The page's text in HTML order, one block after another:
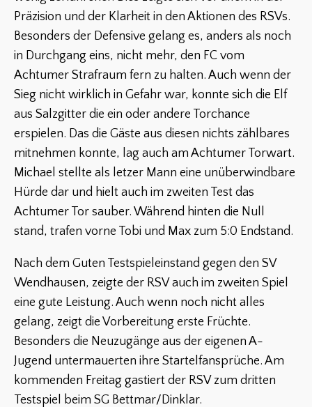
Präzision und der Klarheit in den Aktionen des RSVs.
Besonders der Defensive gelang es, anders als noch
in Durchgang eins, nicht mehr, den FC vom
Achtumer Strafraum fern zu halten. Auch wenn der
Sieg nicht wirklich in Gefahr war, konnte sich die Elf
aus Salzgitter die ein oder andere Torchance
erspielen. Das die Gäste aus diesen nichts zählbares
mitnehmen konnte, lag auch am Achtumer Torwart.
Michael stellte als letzer Mann eine unüberwindbare
Hürde dar und hielt auch im zweiten Test das
Achtumer Tor sauber. Während hinten die Null
stand, trafen vorne Tobi und Max zum 5:0 Endstand.
Nach dem Guten Testspieleinstand gegen den SV
Wendhausen, zeigte der RSV auch im zweiten Spiel
eine gute Leistung. Auch wenn noch nicht alles
gelang, zeigt die Vorbereitung erste Früchte.
Besonders die Neuzugänge aus der eigenen A-
Jugend untermauerten ihre Startelfansprüche. Am
kommenden Freitag gastiert der RSV zum dritten
Testspiel beim SG Bettmar/Dinklar.